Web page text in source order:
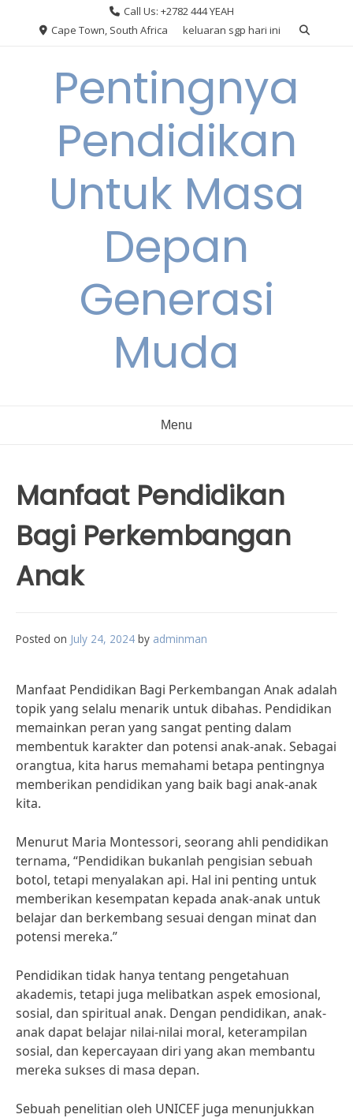
Call Us: +2782 444 YEAH
Cape Town, South Africa
keluaran sgp hari ini
Pentingnya
Pendidikan
Untuk Masa
Depan
Generasi
Muda
Menu
Manfaat Pendidikan
Bagi Perkembangan
Anak
Posted on July 24, 2024 by adminman
Manfaat Pendidikan Bagi Perkembangan Anak adalah
topik yang selalu menarik untuk dibahas. Pendidikan
memainkan peran yang sangat penting dalam
membentuk karakter dan potensi anak-anak. Sebagai
orangtua, kita harus memahami betapa pentingnya
memberikan pendidikan yang baik bagi anak-anak
kita.
Menurut Maria Montessori, seorang ahli pendidikan
ternama, “Pendidikan bukanlah pengisian sebuah
botol, tetapi menyalakan api. Hal ini penting untuk
memberikan kesempatan kepada anak-anak untuk
belajar dan berkembang sesuai dengan minat dan
potensi mereka.”
Pendidikan tidak hanya tentang pengetahuan
akademis, tetapi juga melibatkan aspek emosional,
sosial, dan spiritual anak. Dengan pendidikan, anak-
anak dapat belajar nilai-nilai moral, keterampilan
sosial, dan kepercayaan diri yang akan membantu
mereka sukses di masa depan.
Sebuah penelitian oleh UNICEF juga menunjukkan